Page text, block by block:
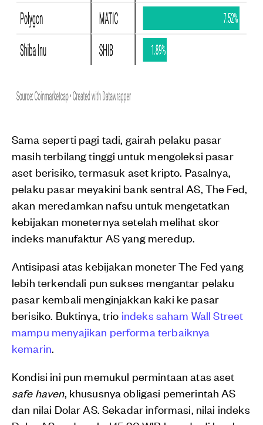
Sama seperti pagi tadi, gairah pelaku pasar
masih terbilang tinggi untuk mengoleksi pasar
aset berisiko, termasuk aset kripto. Pasalnya,
pelaku pasar meyakini bank sentral AS, The Fed,
akan meredamkan nafsu untuk mengetatkan
kebijakan moneternya setelah melihat skor
indeks manufaktur AS yang meredup.
Antisipasi atas kebijakan moneter The Fed yang
lebih terkendali pun sukses mengantar pelaku
pasar kembali menginjakkan kaki ke pasar
berisiko. Buktinya, trio indeks saham Wall Street
mampu menyajikan performa terbaiknya
kemarin.
Kondisi ini pun memukul permintaan atas aset
safe haven, khususnya obligasi pemerintah AS
dan nilai Dolar AS. Sekadar informasi, nilai indeks